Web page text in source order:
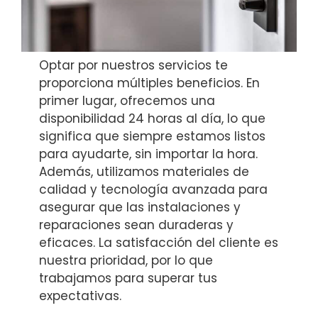
Optar por nuestros servicios te
proporciona múltiples beneficios. En
primer lugar, ofrecemos una
disponibilidad 24 horas al día, lo que
significa que siempre estamos listos
para ayudarte, sin importar la hora.
Además, utilizamos materiales de
calidad y tecnología avanzada para
asegurar que las instalaciones y
reparaciones sean duraderas y
eficaces. La satisfacción del cliente es
nuestra prioridad, por lo que
trabajamos para superar tus
expectativas.